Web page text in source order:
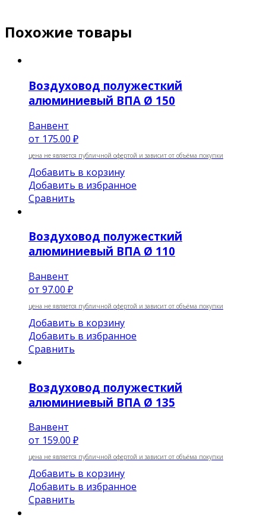
Похожие товары
Воздуховод полужесткий
алюминиевый ВПА Ø 150
Ванвент
от 175.00 ₽
цена не является публичной офертой и зависит от объёма покупки
Добавить в корзину
Добавить в избранное
Сравнить
Воздуховод полужесткий
алюминиевый ВПА Ø 110
Ванвент
от 97.00 ₽
цена не является публичной офертой и зависит от объёма покупки
Добавить в корзину
Добавить в избранное
Сравнить
Воздуховод полужесткий
алюминиевый ВПА Ø 135
Ванвент
от 159.00 ₽
цена не является публичной офертой и зависит от объёма покупки
Добавить в корзину
Добавить в избранное
Сравнить